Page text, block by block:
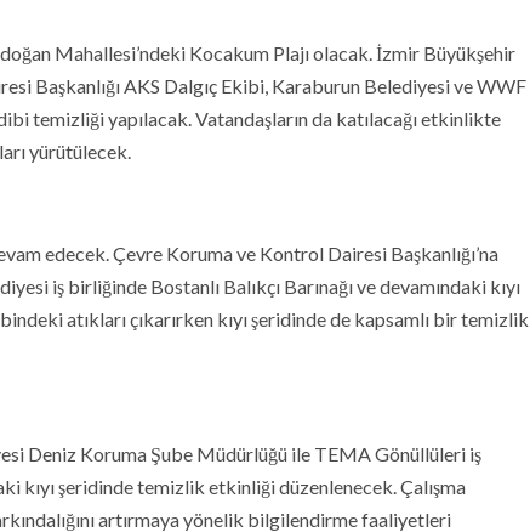
Mahallesi’ndeki Kocakum Plajı olacak. İzmir Büyükşehir
Başkanlığı AKS Dalgıç Ekibi, Karaburun Belediyesi ve WWF
temizliği yapılacak. Vatandaşların da katılacağı etkinlikte
yürütülecek.
edecek. Çevre Koruma ve Kontrol Dairesi Başkanlığı’na
iş birliğinde Bostanlı Balıkçı Barınağı ve devamındaki kıyı
atıkları çıkarırken kıyı şeridinde de kapsamlı bir temizlik
Deniz Koruma Şube Müdürlüğü ile TEMA Gönüllüleri iş
kıyı şeridinde temizlik etkinliği düzenlenecek. Çalışma
artırmaya yönelik bilgilendirme faaliyetleri